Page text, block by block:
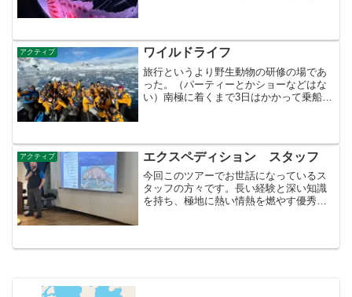
品川のい水族館に行くことに...
アクティブ ワイルドライフ
旅行というより野生動物の研修の場であ
った。（パーティーとかショーなどはな
い）南極に着くまで3日はかかって乗船、
ン アザラシ 鯨のいそうな...
アクティブ エクスペディション スタッフ
今回このツアーでお世話になっているス
タッフの方々です。長い経験と深い知識
を持ち、極地に熱い情熱を燃やす優秀な
タッフがおられて 本当に助...